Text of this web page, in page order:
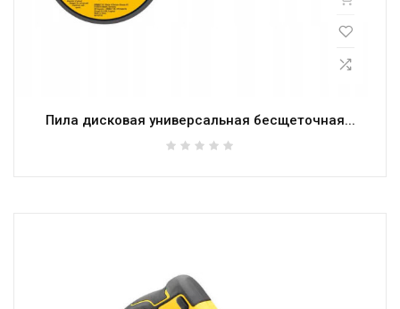
Пила дисковая универсальная бесщеточная...